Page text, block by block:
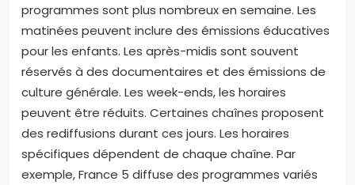
programmes sont plus nombreux en semaine. Les
matinées peuvent inclure des émissions éducatives
pour les enfants. Les après-midis sont souvent
réservés à des documentaires et des émissions de
culture générale. Les week-ends, les horaires
peuvent être réduits. Certaines chaînes proposent
des rediffusions durant ces jours. Les horaires
spécifiques dépendent de chaque chaîne. Par
exemple, France 5 diffuse des programmes variés